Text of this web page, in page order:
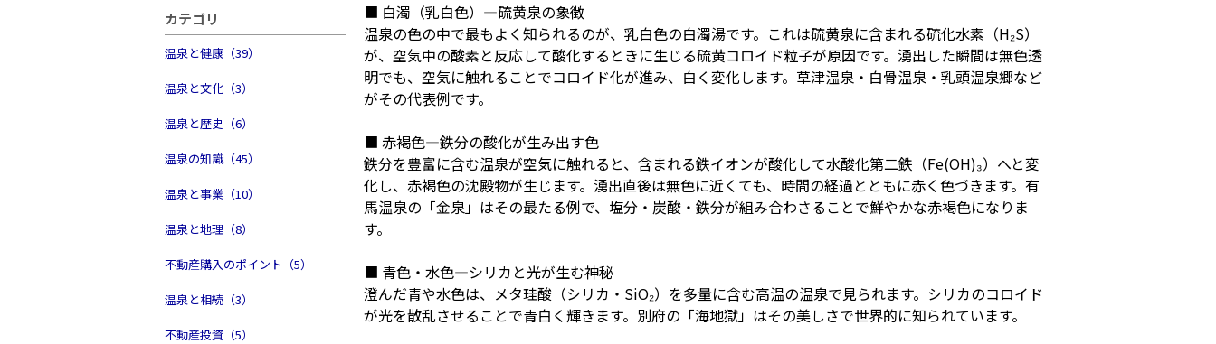
カテゴリ
温泉と健康（39）
温泉と文化（3）
温泉と歴史（6）
温泉の知識（45）
温泉と事業（10）
温泉と地理（8）
不動産購入のポイント（5）
温泉と相続（3）
不動産投資（5）
■ 白濁（乳白色）―硫黄泉の象徴
温泉の色の中で最もよく知られるのが、乳白色の白濁湯です。これは硫黄泉に含まれる硫化水素（H₂S）
が、空気中の酸素と反応して酸化するときに生じる硫黄コロイド粒子が原因です。湧出した瞬間は無色透
明でも、空気に触れることでコロイド化が進み、白く変化します。草津温泉・白骨温泉・乳頭温泉郷など
がその代表例です。
■ 赤褐色―鉄分の酸化が生み出す色
鉄分を豊富に含む温泉が空気に触れると、含まれる鉄イオンが酸化して水酸化第二鉄（Fe(OH)₃）へと変
化し、赤褐色の沈殿物が生じます。湧出直後は無色に近くても、時間の経過とともに赤く色づきます。有
馬温泉の「金泉」はその最たる例で、塩分・炭酸・鉄分が組み合わさることで鮮やかな赤褐色になりま
す。
■ 青色・水色―シリカと光が生む神秘
澄んだ青や水色は、メタ珪酸（シリカ・SiO₂）を多量に含む高温の温泉で見られます。シリカのコロイド
が光を散乱させることで青白く輝きます。別府の「海地獄」はその美しさで世界的に知られています。